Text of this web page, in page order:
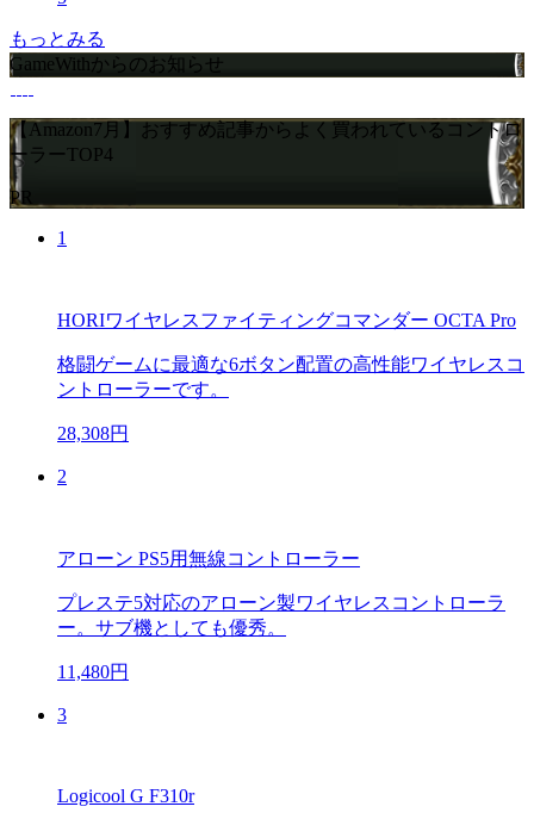
もっとみる
GameWithからのお知らせ
【Amazon7月】おすすめ記事からよく買われているコントロ
ーラーTOP4
PR
1
HORIワイヤレスファイティングコマンダー OCTA Pro
格闘ゲームに最適な6ボタン配置の高性能ワイヤレスコ
ントローラーです。
28,308円
2
アローン PS5用無線コントローラー
プレステ5対応のアローン製ワイヤレスコントローラ
ー。サブ機としても優秀。
11,480円
3
Logicool G F310r